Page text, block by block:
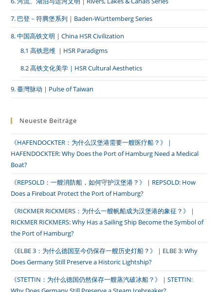
7. 巴登－符腾堡系列｜Baden-Württemberg Series
8. 中国高铁文明｜China HSR Civilization
8.1 高铁思维 ｜HSR Paradigms
8.2 高铁文化美学｜HSR Cultural Aesthetics
9. 臺灣脉动｜Pulse of Taiwan
Neueste Beiträge
《HAFENDOCKTER：为什么汉堡港需要一艘医疗船？》｜
HAFENDOCKTER: Why Does the Port of Hamburg Need a Medical
Boat?
《REPSOLD：一艘消防船，如何守护汉堡港？》｜REPSOLD: How
Does a Fireboat Protect the Port of Hamburg?
《RICKMER RICKMERS：为什么一艘帆船成为汉堡港的象征？》｜
RICKMER RICKMERS: Why Has a Sailing Ship Become the Symbol of
the Port of Hamburg?
《ELBE 3：为什么德国至今仍保存一艘历史灯船？》｜ELBE 3: Why
Does Germany Still Preserve a Historic Lightship?
《STETTIN：为什么德国仍然保存一艘蒸汽破冰船？》｜STETTIN: